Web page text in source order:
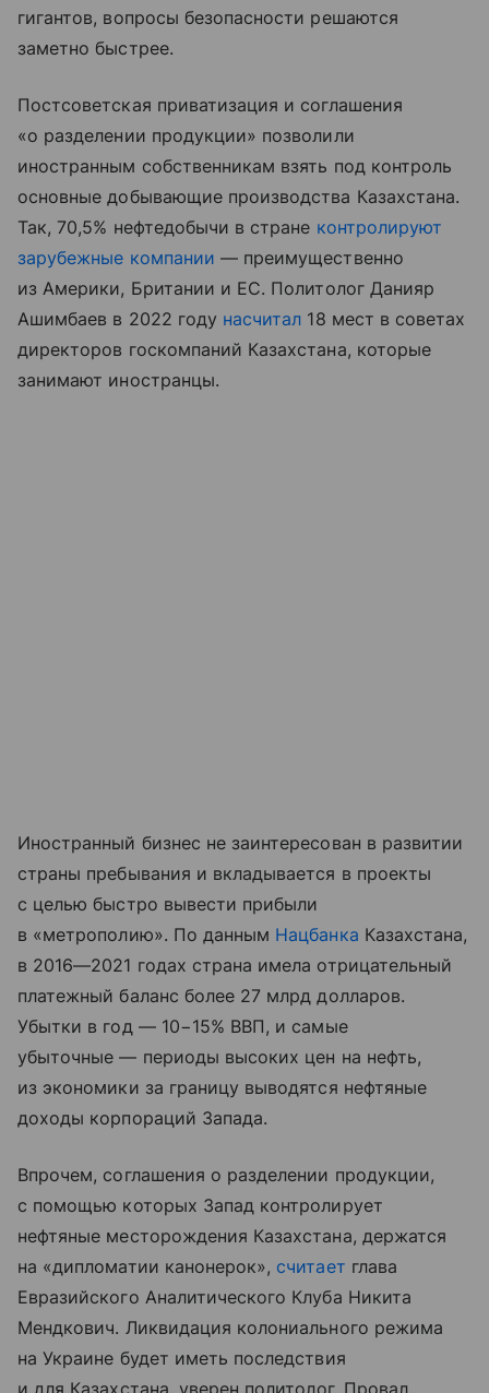
гигантов, вопросы безопасности решаются
заметно быстрее.
Постсоветская приватизация и соглашения
«о разделении продукции» позволили
иностранным собственникам взять под контроль
основные добывающие производства Казахстана.
Так, 70,5% нефтедобычи в стране контролируют
зарубежные компании — преимущественно
из Америки, Британии и ЕС. Политолог Данияр
Ашимбаев в 2022 году насчитал 18 мест в советах
директоров госкомпаний Казахстана, которые
занимают иностранцы.
Иностранный бизнес не заинтересован в развитии
страны пребывания и вкладывается в проекты
с целью быстро вывести прибыли
в «метрополию». По данным Нацбанка Казахстана,
в 2016—2021 годах страна имела отрицательный
платежный баланс более 27 млрд долларов.
Убытки в год — 10−15% ВВП, и самые
убыточные — периоды высоких цен на нефть,
из экономики за границу выводятся нефтяные
доходы корпораций Запада.
Впрочем, соглашения о разделении продукции,
с помощью которых Запад контролирует
нефтяные месторождения Казахстана, держатся
на «дипломатии канонерок»,считает глава
Евразийского Аналитического Клуба Никита
Мендкович. Ликвидация колониального режима
на Украине будет иметь последствия